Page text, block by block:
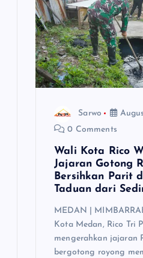
Sarwo
0 Comments
Wali Kota Rico
Jajaran Gotong
Bersihkan Parit
Taduan dari
MEDAN |
Kota Medan, Rico Tri
mengerahkan jajaran
bergotong royong